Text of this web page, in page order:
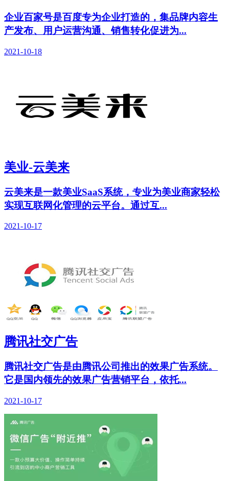
企业百家号是百度专为企业打造的，集品牌内容生
产发布、用户运营沟通、销售转化促进为...
2021-10-18
美业-云美来
云美来是一款美业SaaS系统，专业为美业商家轻松
实现互联网化管理的云平台。通过互...
2021-10-17
腾讯社交广告
腾讯社交广告是由腾讯公司推出的效果广告系统。
它是国内领先的效果广告营销平台，依托...
2021-10-17